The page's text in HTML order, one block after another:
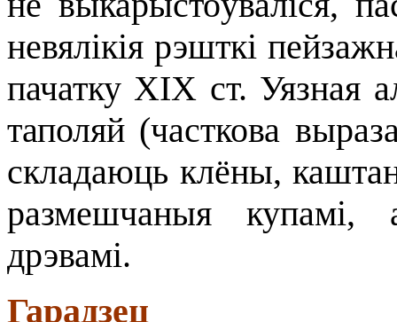
невялікія рэшткі
пачатку XIX ст. Уязная
таполяй (часткова
складаюць клёны,
размешчаныя купамі,
дрэвамі.
Гарадзец